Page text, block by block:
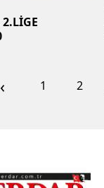
2.LİGE
‹ 1 2